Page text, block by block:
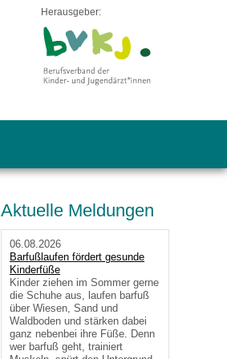
Herausgeber:
Aktuelle Meldungen
06.08.2026
Barfußlaufen fördert gesunde
Kinderfüße
Kinder ziehen im Sommer gerne
die Schuhe aus, laufen barfuß
über Wiesen, Sand und
Waldboden und stärken dabei
ganz nebenbei ihre Füße. Denn
wer barfuß geht, trainiert